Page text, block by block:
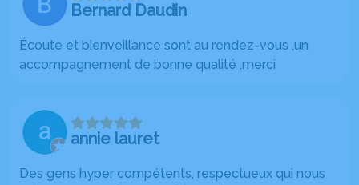
Bernard Daudin
Écoute et bienveillance sont au rendez-vous ,un
accompagnement de bonne qualité ,merci
annie lauret
Des gens hyper compétents, respectueux qui nous